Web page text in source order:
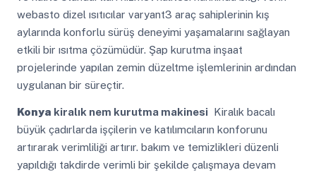
webasto dizel ısıtıcılar varyant3 araç sahiplerinin kış
aylarında konforlu sürüş deneyimi yaşamalarını sağlayan
etkili bir ısıtma çözümüdür. Şap kurutma inşaat
projelerinde yapılan zemin düzeltme işlemlerinin ardından
uygulanan bir süreçtir.
Konya kiralık nem kurutma makinesiKiralık bacalı
büyük çadırlarda işçilerin ve katılımcıların konforunu
artırarak verimliliği artırır. bakım ve temizlikleri düzenli
yapıldığı takdirde verimli bir şekilde çalışmaya devam